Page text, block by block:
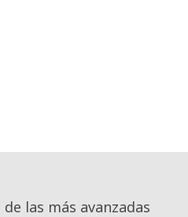
las más avanzadas